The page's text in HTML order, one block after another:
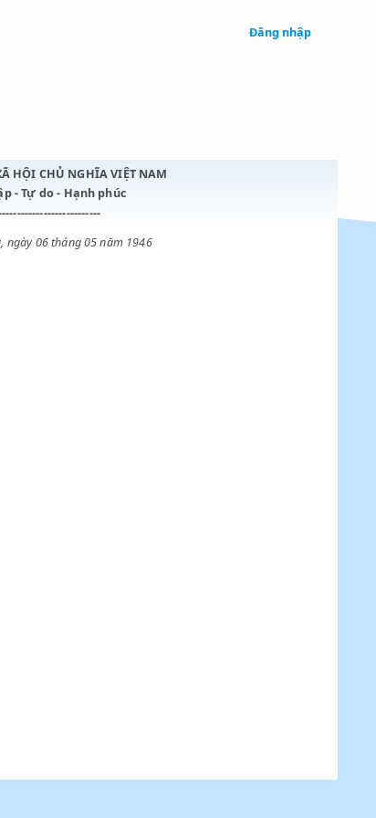
CỘNG HÒA XÃ HỘI CHỦ NGHĨA VIỆT NAM
Độc lập - Tự do - Hạnh phúc
----------------------------